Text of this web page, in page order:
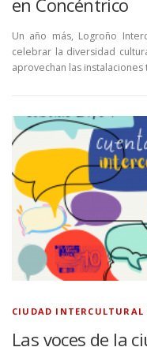
Un año más, Logroño
celebrar la diversidad
aprovechan las
CIUDAD INTERCULTURAL
Las voces de la